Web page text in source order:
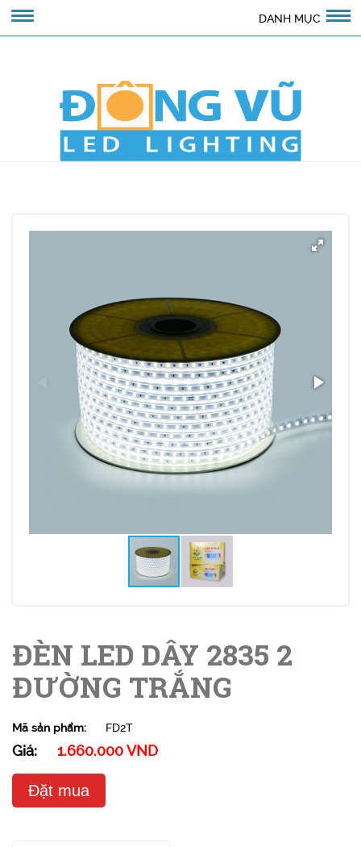
DANH MỤC
ĐÈN LED DÂY 2835 2
ĐƯỜNG TRẮNG
Mã sản phẩm: FD2T
Giá: 1.660.000 VND
Đặt mua